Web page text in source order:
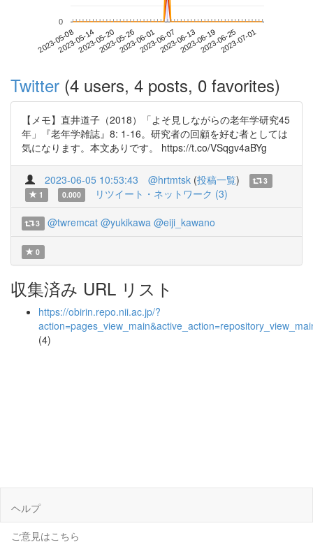
2023-05-082023-05-142023-05-202023-05-262023-06-012023-06-072023-06-132023-06-192023-06-252023-07-01
0
Twitter (4 users, 4 posts, 0 favorites)
【メモ】直井道子（2018）「よそ見しながらの老年学研究45
年」『老年学雑誌』8: 1-16。研究者の回顧を好む者としては
気になります。本文ありです。 https://t.co/VSqgv4aBYg
2023-06-05 10:53:43 @hrtmtsk (投稿一覧)
3
1
0.000 リツイート・ネットワーク (3)
3 @twremcat @yukikawa @eiji_kawano
0
収集済み URL リスト
https://obirin.repo.nii.ac.jp/?
(4)
ヘルプ
ご意見はこちら